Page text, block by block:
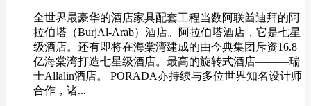
全世界最豪华的酒店家具配套工程当数阿联酋迪拜的阿
拉伯塔（BurjAl-Arab）酒店。阿拉伯塔酒店，它是七星
级酒店。还有即将在海棠湾建成的由今典集团斥资16.8
亿海棠湾打造七星级酒店。最高的旋转式酒店———瑞
士Allalin酒店。 PORADA亦持续与多位世界知名设计师
合作，诸...